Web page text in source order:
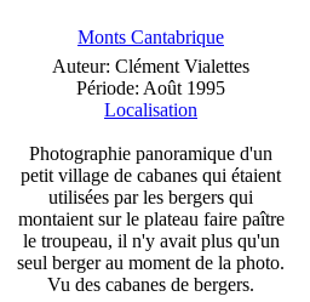
Monts Cantabrique
Auteur: Clément Vialettes
Période: Août 1995
Localisation
Photographie panoramique d'un
petit village de cabanes qui étaient
utilisées par les bergers qui
montaient sur le plateau faire paître
le troupeau, il n'y avait plus qu'un
seul berger au moment de la photo.
Vu des cabanes de bergers.